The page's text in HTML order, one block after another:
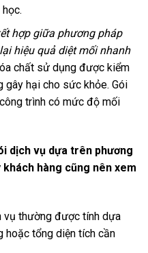
hợp giữa phương pháp
hiệu quả diệt mối nhanh
chất sử dụng được kiểm
gây hại cho sức khỏe. Gói
trình có mức độ mối
dịch vụ dựa trên phương
khách hàng cũng nên xem
vụ thường được tính dựa
hoặc tổng diện tích cần